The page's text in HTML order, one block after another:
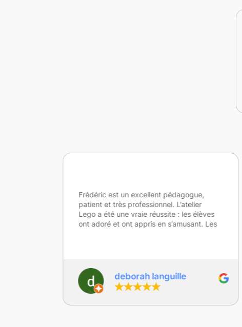
deborah languille
Frédéric est un excellent pédagogue,
patient et très professionnel. L’atelier
Lego a été une vraie réussite : les élèves
ont adoré et ont appris en s’amusant. Les
pensées de manière évolutive et
s’adaptent à tous les élèves, avec une
vraie prise en compte de la